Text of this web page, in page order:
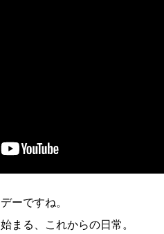
ーですね。
まる、 これからの日常。